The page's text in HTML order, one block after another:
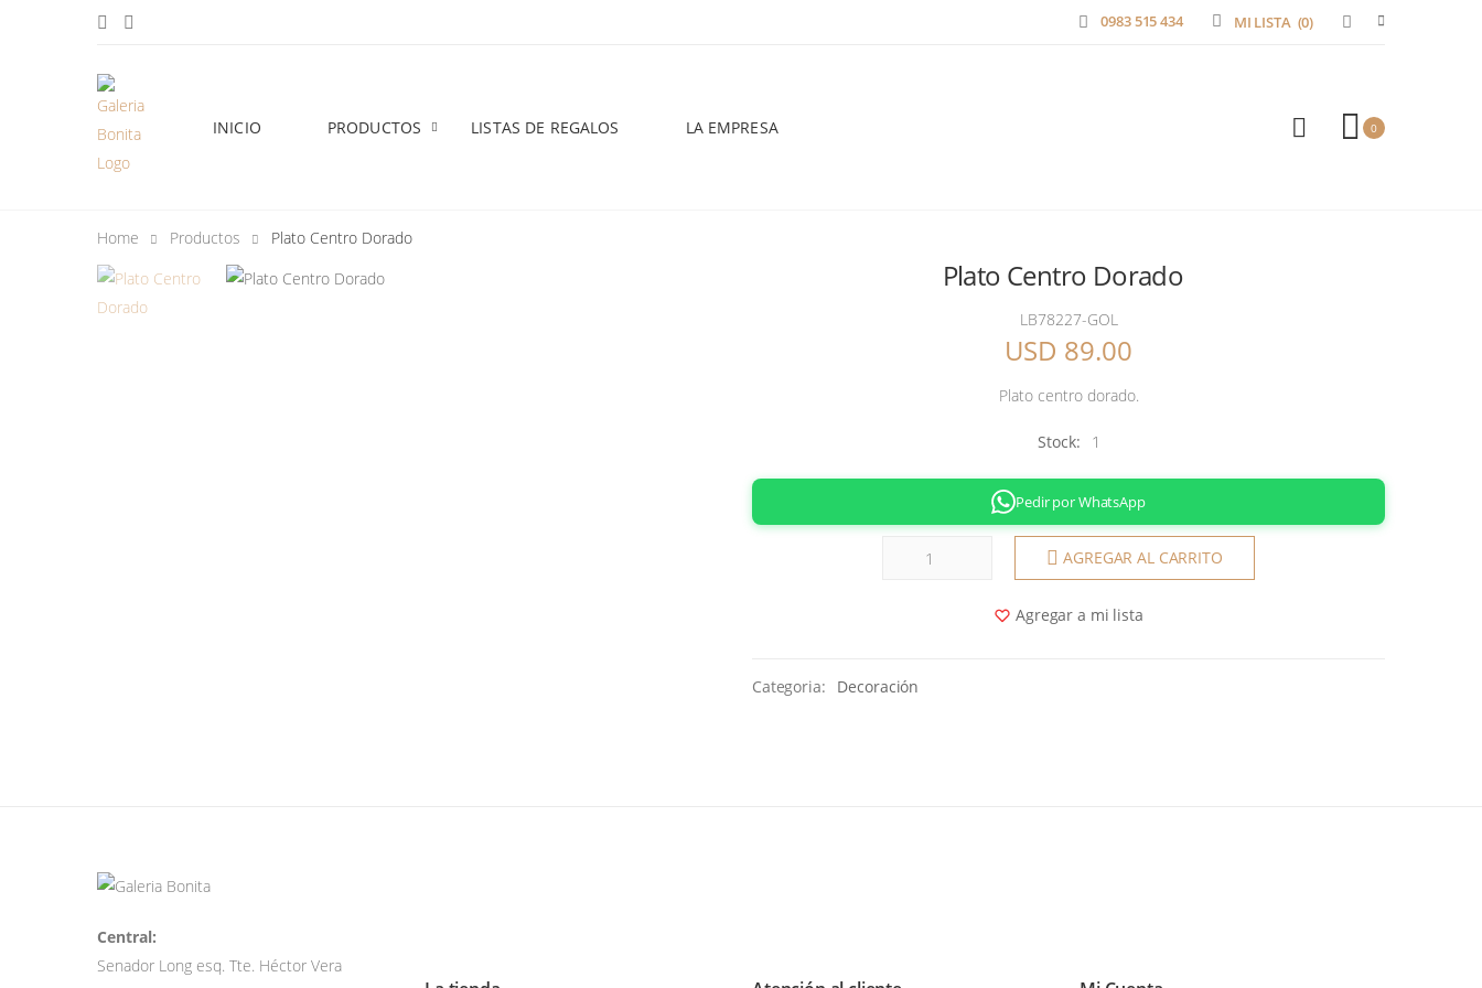
0983 515 434 MI LISTA (0)
INICIO PRODUCTOS LISTAS DE REGALOS LA EMPRESA 0
Home Productos Plato Centro Dorado
Plato Centro Dorado
LB78227-GOL
USD 89.00
Plato centro dorado.
Stock: 1
Pedir por WhatsApp
AGREGAR AL CARRITO
Agregar a mi lista
Categoria: Decoración
Central:
Senador Long esq. Tte. Héctor Vera